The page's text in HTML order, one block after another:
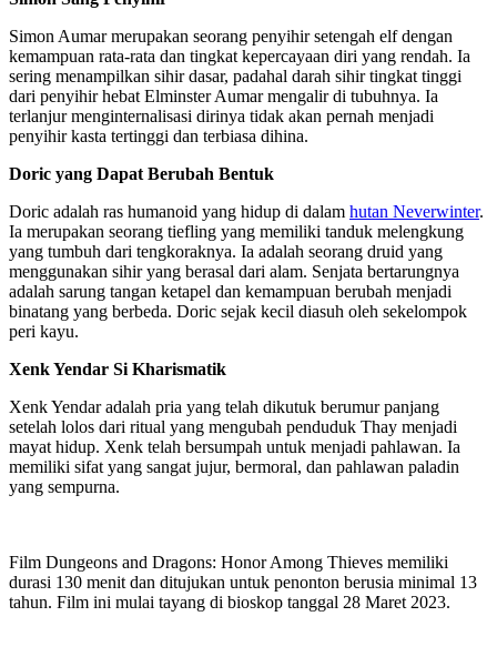
Simon Aumar merupakan seorang penyihir setengah elf dengan
kemampuan rata-rata dan tingkat kepercayaan diri yang rendah. Ia
sering menampilkan sihir dasar, padahal darah sihir tingkat tinggi
dari penyihir hebat Elminster Aumar mengalir di tubuhnya. Ia
terlanjur menginternalisasi dirinya tidak akan pernah menjadi
penyihir kasta tertinggi dan terbiasa dihina.
Doric yang Dapat Berubah Bentuk
Doric adalah ras humanoid yang hidup di dalam hutan Neverwinter.
Ia merupakan seorang tiefling yang memiliki tanduk melengkung
yang tumbuh dari tengkoraknya. Ia adalah seorang druid yang
menggunakan sihir yang berasal dari alam. Senjata bertarungnya
adalah sarung tangan ketapel dan kemampuan berubah menjadi
binatang yang berbeda. Doric sejak kecil diasuh oleh sekelompok
peri kayu.
Xenk Yendar Si Kharismatik
Xenk Yendar adalah pria yang telah dikutuk berumur panjang
setelah lolos dari ritual yang mengubah penduduk Thay menjadi
mayat hidup. Xenk telah bersumpah untuk menjadi pahlawan. Ia
memiliki sifat yang sangat jujur, bermoral, dan pahlawan paladin
yang sempurna.
Film Dungeons and Dragons: Honor Among Thieves memiliki
durasi 130 menit dan ditujukan untuk penonton berusia minimal 13
tahun. Film ini mulai tayang di bioskop tanggal 28 Maret 2023.